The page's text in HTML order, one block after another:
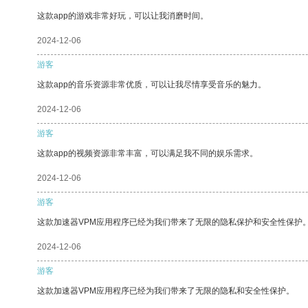
这款app的游戏非常好玩，可以让我消磨时间。
2024-12-06
游客
这款app的音乐资源非常优质，可以让我尽情享受音乐的魅力。
2024-12-06
游客
这款app的视频资源非常丰富，可以满足我不同的娱乐需求。
2024-12-06
游客
这款加速器VPM应用程序已经为我们带来了无限的隐私保护和安全性保护
2024-12-06
游客
这款加速器VPM应用程序已经为我们带来了无限的隐私和安全性保护。